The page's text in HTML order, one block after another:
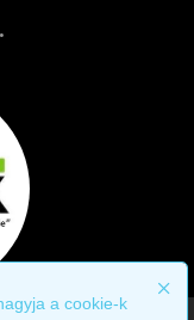
a cookie-k